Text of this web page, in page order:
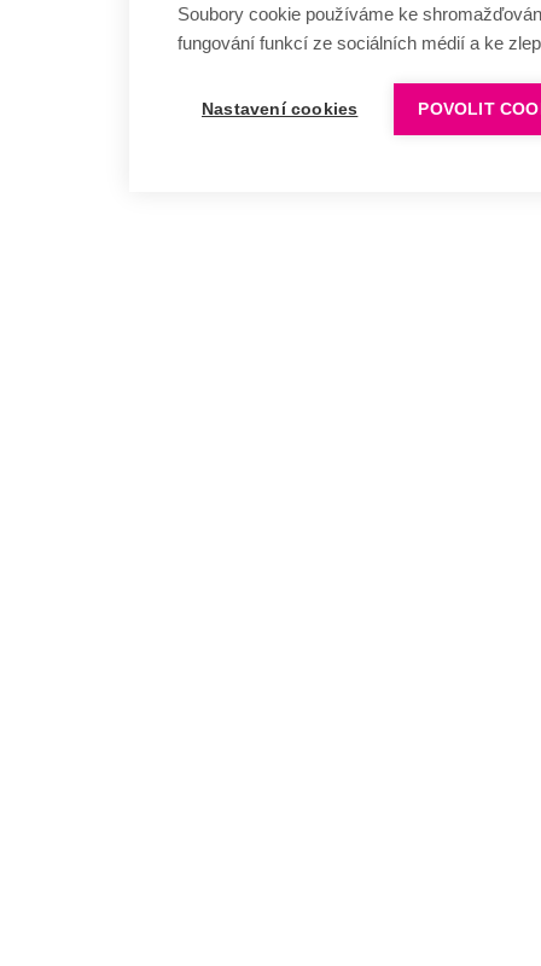
Soubory cookie používáme ke
fungování funkcí ze sociálních médií a ke
Nastavení cookies POVOLIT